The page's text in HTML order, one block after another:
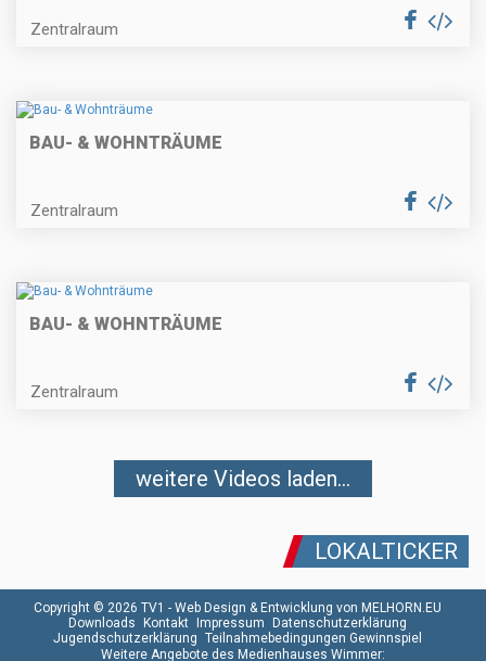
Zentralraum
BAU- & WOHNTRÄUME
Zentralraum
BAU- & WOHNTRÄUME
Zentralraum
weitere Videos laden...
LOKALTICKER
Copyright © 2026 TV1 - Web Design & Entwicklung von MELHORN.EU
Downloads
Kontakt Impressum
Datenschutzerklärung
Jugendschutzerklärung Teilnahmebedingungen Gewinnspiel
Weitere Angebote des Medienhauses Wimmer: